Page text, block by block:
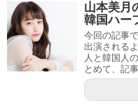
山本美月
韓国ハー
今回の記事
出演される
人と韓国人
とめて、記